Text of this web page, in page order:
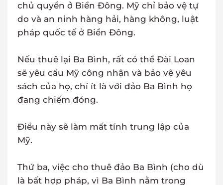
chủ quyền ở Biển Đông. Mỹ chỉ bảo vệ tự
do và an ninh hàng hải, hàng không, luật
pháp quốc tế ở Biển Đông.
Nếu thuê lại Ba Bình, rất có thể Đài Loan
sẽ yêu cầu Mỹ công nhận và bảo vệ yêu
sách của họ, chí ít là với đảo Ba Bình họ
đang chiếm đóng.
Điều này sẽ làm mất tính trung lập của
Mỹ.
Thứ ba, việc cho thuê đảo Ba Bình (cho dù
là bất hợp pháp, vì Ba Bình nằm trong